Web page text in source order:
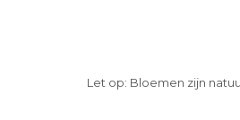
Let op: Bloemen zijn